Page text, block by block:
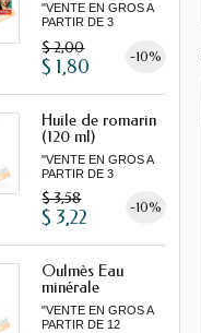
"VENTE EN GROS A
PARTIR DE 3
$ 2,00 -10%
$ 1,80
Huile de romarin
(120 ml)
"VENTE EN GROS A
PARTIR DE 3
$ 3,58 -10%
$ 3,22
Oulmès Eau
minérale
gazeuse...
"VENTE EN GROS A
PARTIR DE 12